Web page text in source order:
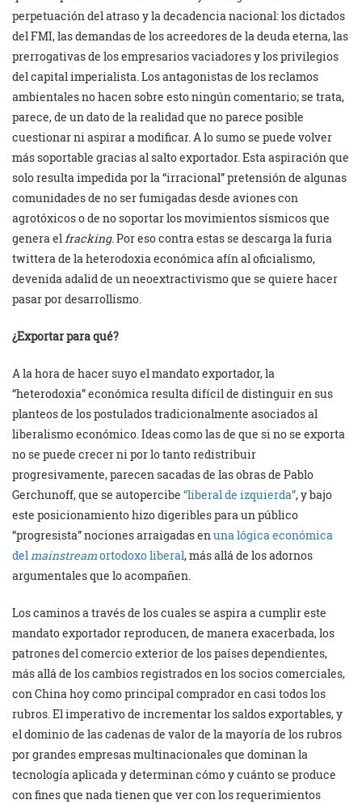
perpetuación del atraso y la decadencia nacional: los dictados
del FMI, las demandas de los acreedores de la deuda eterna, las
prerrogativas de los empresarios vaciadores y los privilegios
del capital imperialista. Los antagonistas de los reclamos
ambientales no hacen sobre esto ningún comentario; se trata,
parece, de un dato de la realidad que no parece posible
cuestionar ni aspirar a modificar. A lo sumo se puede volver
más soportable gracias al salto exportador. Esta aspiración que
solo resulta impedida por la “irracional” pretensión de algunas
comunidades de no ser fumigadas desde aviones con
agrotóxicos o de no soportar los movimientos sísmicos que
genera el fracking. Por eso contra estas se descarga la furia
twittera de la heterodoxia económica afín al oficialismo,
devenida adalid de un neoextractivismo que se quiere hacer
pasar por desarrollismo.
¿Exportar para qué?
A la hora de hacer suyo el mandato exportador, la
“heterodoxia” económica resulta difícil de distinguir en sus
planteos de los postulados tradicionalmente asociados al
liberalismo económico. Ideas como las de que si no se exporta
no se puede crecer ni por lo tanto redistribuir
progresivamente, parecen sacadas de las obras de Pablo
Gerchunoff, que se autopercibe “liberal de izquierda”, y bajo
este posicionamiento hizo digeribles para un público
“progresista” nociones arraigadas en una lógica económica
del mainstreamortodoxo liberal, más allá de los adornos
argumentales que lo acompañen.
Los caminos a través de los cuales se aspira a cumplir este
mandato exportador reproducen, de manera exacerbada, los
patrones del comercio exterior de los países dependientes,
más allá de los cambios registrados en los socios comerciales,
con China hoy como principal comprador en casi todos los
rubros. El imperativo de incrementar los saldos exportables, y
el dominio de las cadenas de valor de la mayoría de los rubros
por grandes empresas multinacionales que dominan la
tecnología aplicada y determinan cómo y cuánto se produce
con fines que nada tienen que ver con los requerimientos